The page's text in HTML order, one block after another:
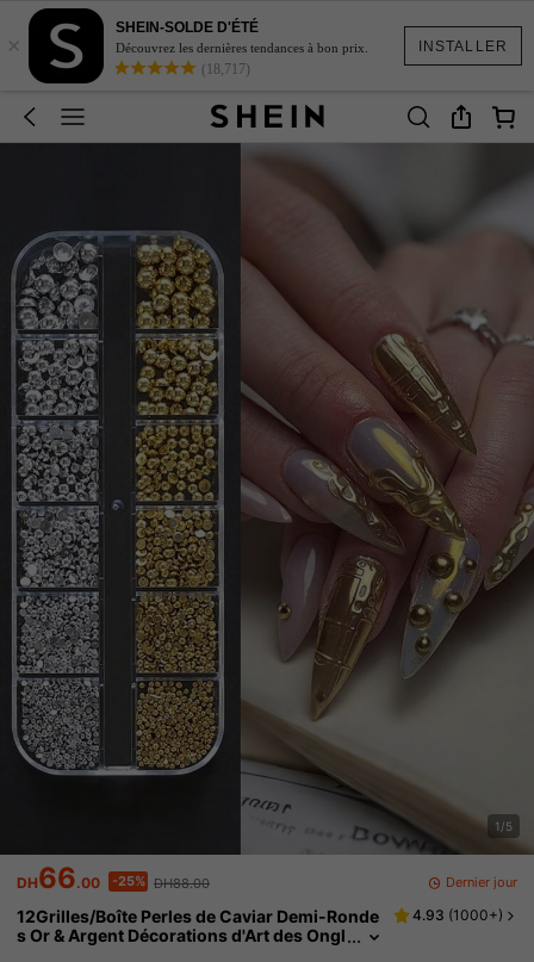
INSTALLER
×
SHEIN-SOLDE D'ÉTÉ
Découvrez les dernières tendances à bon prix.
(18,717)
1/5
DH66.00 -25% DH88.00 Dernier jour
12Grilles/Boîte Perles de Caviar Demi-Ronde
s Or & Argent Décorations d'Art des Ongl
4.93 (1000+)